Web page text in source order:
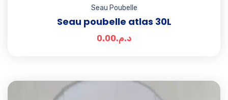
Seau Poubelle
Seau poubelle atlas 30L
د.م.0.00